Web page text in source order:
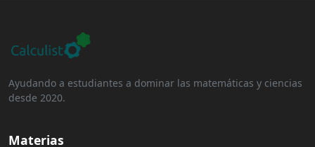
Ayudando a estudiantes a dominar las matemáticas y ciencias
desde 2020.
Materias